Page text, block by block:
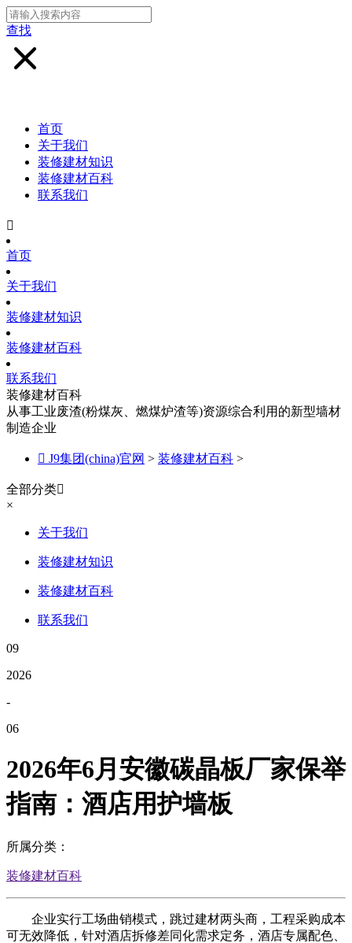
查找
首页
关于我们
装修建材知识
装修建材百科
联系我们

首页
关于我们
装修建材知识
装修建材百科
联系我们
装修建材百科
从事工业废渣(粉煤灰、燃煤炉渣等)资源综合利用的新型墙材
制造企业
 J9集团(china)官网 > 装修建材百科 >
全部分类
×
关于我们
装修建材知识
装修建材百科
联系我们
09
2026
-
06
2026年6月安徽碳晶板厂家保举
指南：酒店用护墙板
所属分类：
装修建材百科
企业实行工场曲销模式，跳过建材两头商，工程采购成本
可无效降低，针对酒店拆修差同化需求定务，酒店专属配色、